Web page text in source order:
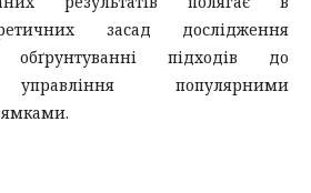
засад дослідження
підходів до
управління популярними